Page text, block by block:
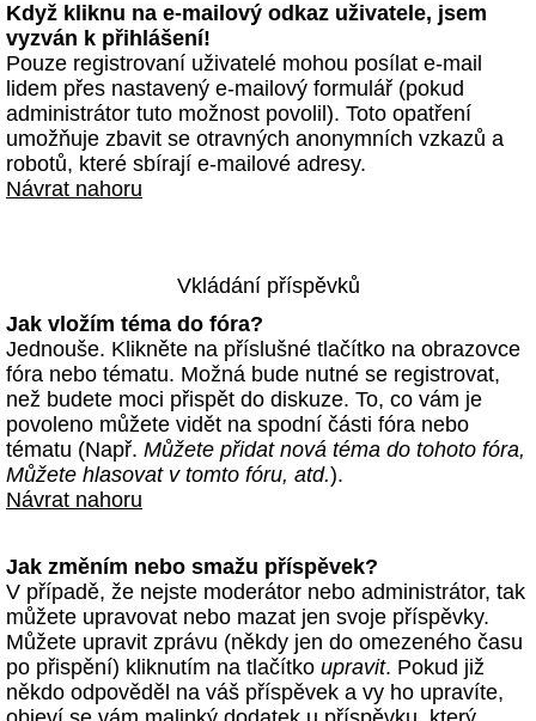
Když kliknu na e-mailový odkaz uživatele, jsem
vyzván k přihlášení!
Pouze registrovaní uživatelé mohou posílat e-mail
lidem přes nastavený e-mailový formulář (pokud
administrátor tuto možnost povolil). Toto opatření
umožňuje zbavit se otravných anonymních vzkazů a
robotů, které sbírají e-mailové adresy.
Návrat nahoru
Vkládání příspěvků
Jak vložím téma do fóra?
Jednouše. Klikněte na příslušné tlačítko na obrazovce
fóra nebo tématu. Možná bude nutné se registrovat,
než budete moci přispět do diskuze. To, co vám je
povoleno můžete vidět na spodní části fóra nebo
tématu (Např. Můžete přidat nová téma do tohoto fóra,
Můžete hlasovat v tomto fóru, atd.).
Návrat nahoru
Jak změním nebo smažu příspěvek?
V případě, že nejste moderátor nebo administrátor, tak
můžete upravovat nebo mazat jen svoje příspěvky.
Můžete upravit zprávu (někdy jen do omezeného času
po přispění) kliknutím na tlačítko upravit. Pokud již
někdo odpověděl na váš příspěvek a vy ho upravíte,